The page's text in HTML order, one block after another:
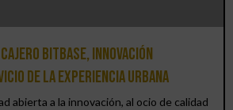
BitBase, innovación
de la experiencia urbana
abierta a la innovación, al ocio de calidad